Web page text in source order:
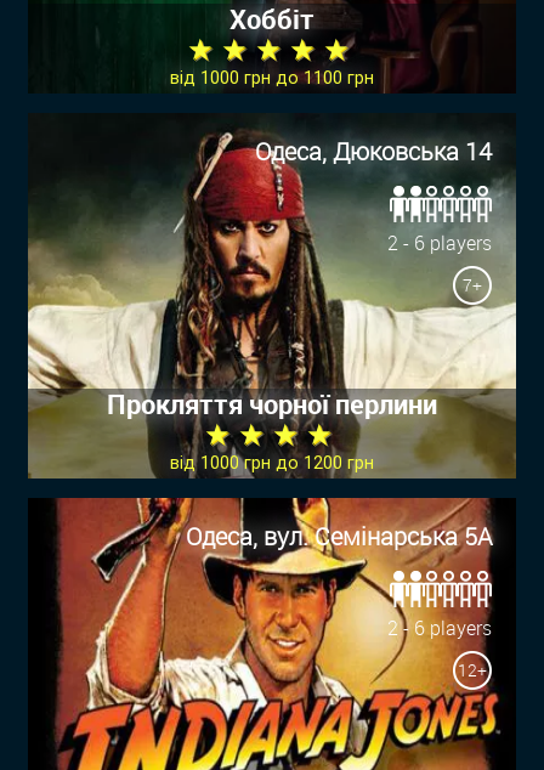
Хоббіт
★ ★ ★ ★ ★
від 1000 грн до 1100 грн
Одеса, Дюковська 14
2 - 6 players
7+
Прокляття чорної перлини
★ ★ ★ ★
від 1000 грн до 1200 грн
Одеса, вул. Семінарська 5А
2 - 6 players
12+